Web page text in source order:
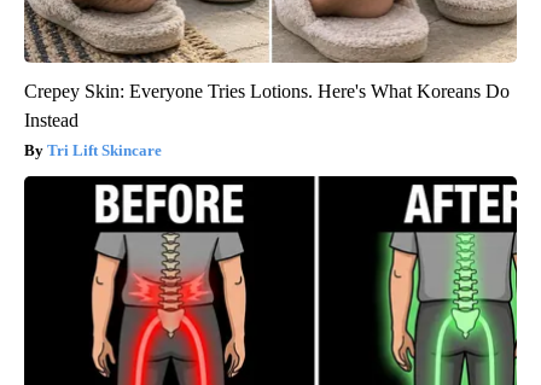
Crepey Skin: Everyone Tries Lotions. Here's What Koreans Do
Instead
Tri Lift Skincare